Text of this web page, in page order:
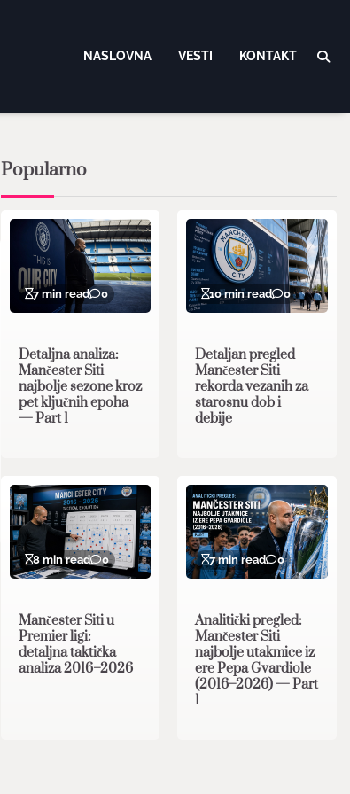
NASLOVNA VESTI KONTAKT
Popularno
7 min read 0
Detaljna analiza:
Mančester Siti
najbolje sezone kroz
pet ključnih epoha
— Part 1
10 min read 0
Detaljan pregled
Mančester Siti
rekorda vezanih za
starosnu dob i
debije
8 min read 0
Mančester Siti u
Premier ligi:
detaljna taktička
analiza 2016–2026
7 min read 0
Analitički pregled:
Mančester Siti
najbolje utakmice iz
ere Pepa Gvardiole
(2016–2026) — Part
1